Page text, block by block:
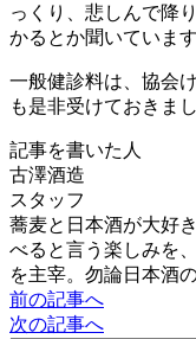
っくり、悲しんで降
かるとか聞いていま
一般健診料は、協会
も是非受けておきまし
記事を書いた人
古澤酒造
スタッフ
蕎麦と日本酒が大好
べると言う楽しみを
を主宰。勿論日本酒
前の記事へ
次の記事へ